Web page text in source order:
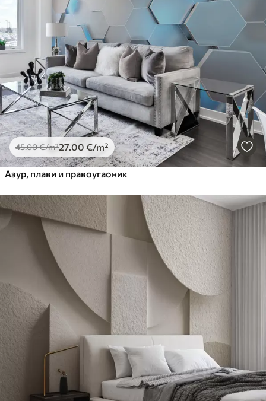
45.00€/m²27 .00 €/m²
Азур, плави и правоугаоник